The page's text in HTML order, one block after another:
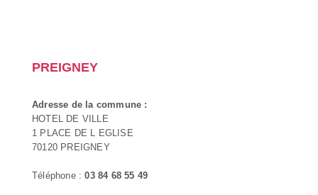
PREIGNEY
Adresse de la commune :
HOTEL DE VILLE
1 PLACE DE L EGLISE
70120 PREIGNEY
Téléphone :03 84 68 55 49